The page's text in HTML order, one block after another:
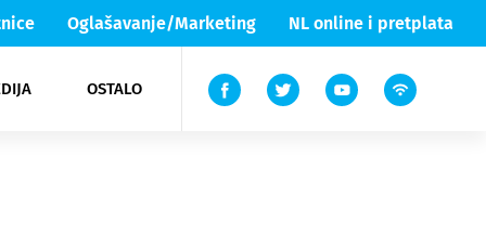
Oglašavanje/Marketing NL online i pretplata
OSTALO
Lika & Senj
TV